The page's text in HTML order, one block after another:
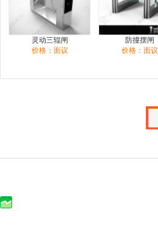
灵动三辊闸
价格：面议
防撞摆闸
价格：面议